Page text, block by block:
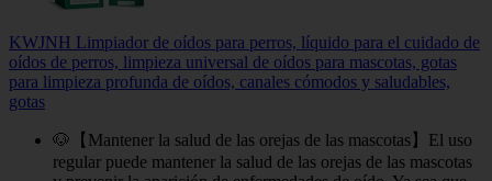
KWJNH Limpiador de oídos para perros, líquido para el cuidado de
oídos de perros, limpieza universal de oídos para mascotas, gotas
para limpieza profunda de oídos, canales cómodos y saludables,
gotas
🐶【Mantener la salud de las orejas de las mascotas】El uso
regular puede mantener la salud de las orejas de las mascotas